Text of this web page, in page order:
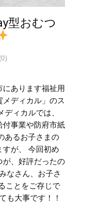
型おむつ
あります福祉用
ディカル」のス
ィカルでは、
事業や防府市紙
あるお子さまの
が、 今回初め
、好評だったの
さん、お子さ
ことをご存じで
大事です！！